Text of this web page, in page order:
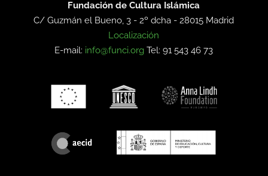
Fundación de Cultura Islámica
C/ Guzmán el Bueno, 3 - 2º dcha -28015 Madrid
Localización
E-mail: info@funci.org Tel: 91 543 46 73